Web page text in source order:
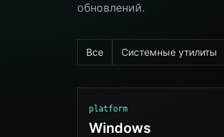
обновлений.
Все Системные утилиты
platform
Windows